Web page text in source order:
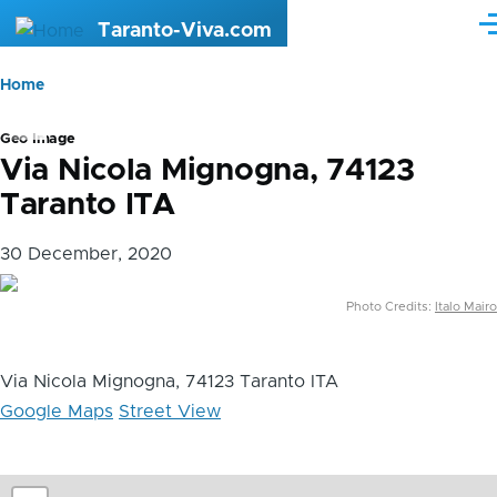
Skip to main content
Taranto-Viva.com
Briciole
pane
Home
Geo Image
Via Nicola Mignogna, 74123
Taranto ITA
30 December, 2020
Photo Credits: Italo Mairo
Via Nicola Mignogna, 74123 Taranto ITA
Google Maps Street View